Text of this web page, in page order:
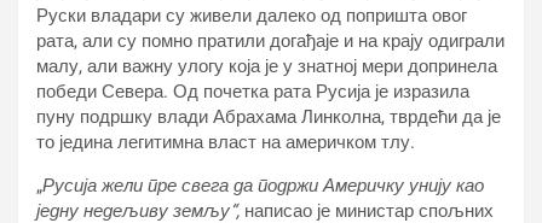
Руски владари су живели далеко од попришта овог
рата, али су помно пратили догађаје и на крају одиграли
малу, али важну улогу која је у знатној мери допринела
победи Севера. Од почетка рата Русија је изразила
пуну подршку влади Абрахама Линколна, тврдећи да је
то једина легитимна власт на америчком тлу.
„Русија жели пре свега да подржи Америчку унију као
једну недељиву земљу“, написао је министар спољних